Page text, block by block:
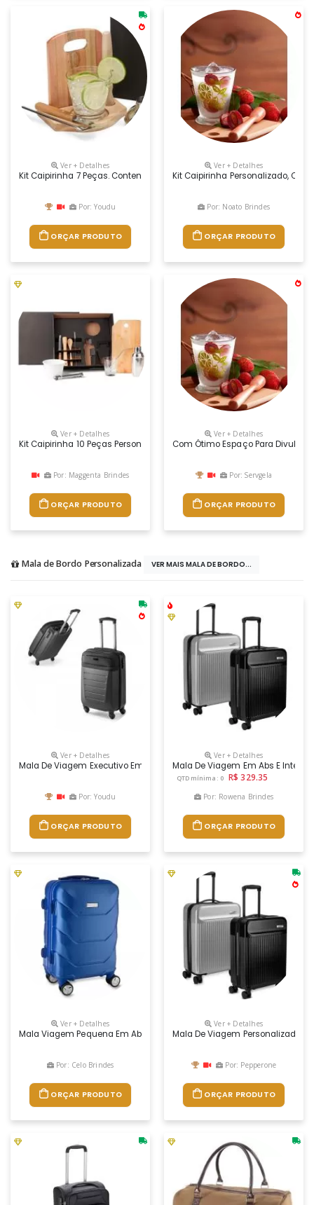
Ver + Detalhes
Kit Caipirinha 7 Peças. Contendo: Base, Tabua, Socado, Copo De
Por: Youdu
ORÇAR PRODUTO
Ver + Detalhes
Kit Caipirinha Personalizado,
Por: Noato Brindes
ORÇAR PRODUTO
Ver + Detalhes
Kit Caipirinha 10 Peças Personalizadas
Por: Maggenta Brindes
ORÇAR PRODUTO
Ver + Detalhes
Com Ótimo Espaço Para
Por: Servgela
ORÇAR PRODUTO
Mala de Bordo Personalizada VER MAIS MALA DE BORDO...
Ver + Detalhes
Mala De Viagem Executivo Em Abs E 600d Com 4 Rodas Duplas
Por: Youdu
ORÇAR PRODUTO
Ver + Detalhes
Mala De Viagem Em Abs E
QTD mínima: 0 R$ 329.35
Por: Rowena Brindes
ORÇAR PRODUTO
Ver + Detalhes
Mala Viagem Pequena Em Abs (estireno De Acrilonitrilo E Butadieno);
Por: Celo Brindes
ORÇAR PRODUTO
Ver + Detalhes
Mala De Viagem Personalizada
Por: Pepperone
ORÇAR PRODUTO